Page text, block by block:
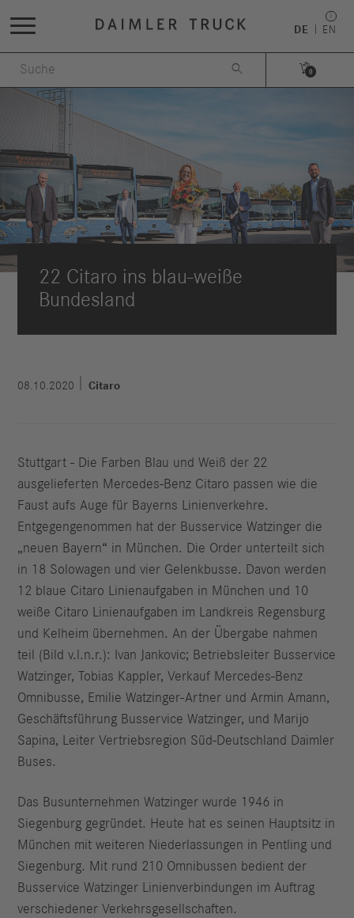
DE EN
 
0
22 Citaro ins blau-weiße
Bundesland
08.10.2020 Citaro
Stuttgart - Die Farben Blau und Weiß der 22
ausgelieferten Mercedes-Benz Citaro passen wie die
Faust aufs Auge für Bayerns Linienverkehre.
Entgegengenommen hat der Busservice Watzinger die
„neuen Bayern“ in München. Die Order unterteilt sich
in 18 Solowagen und vier Gelenkbusse. Davon werden
12 blaue Citaro Linienaufgaben in München und 10
weiße Citaro Linienaufgaben im Landkreis Regensburg
und Kelheim übernehmen. An der Übergabe nahmen
teil (Bild v.l.n.r.): Ivan Jankovic; Betriebsleiter Busservice
Watzinger, Tobias Kappler, Verkauf Mercedes-Benz
Omnibusse, Emilie Watzinger-Artner und Armin Amann,
Geschäftsführung Busservice Watzinger, und Marijo
Sapina, Leiter Vertriebsregion Süd-Deutschland Daimler
Buses.
Das Busunternehmen Watzinger wurde 1946 in
Siegenburg gegründet. Heute hat es seinen Hauptsitz in
München mit weiteren Niederlassungen in Pentling und
Siegenburg. Mit rund 210 Omnibussen bedient der
Busservice Watzinger Linienverbindungen im Auftrag
verschiedener Verkehrsgesellschaften.